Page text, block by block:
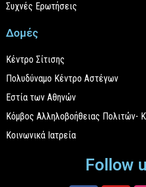
Συχνές Ερωτήσεις
Δομές
Κέντρο Σίτισης
Πολυδύναμο Κέντρο Αστέγων
Εστία των Αθηνών
Κόμβος Αλληλοβοήθειας Πολιτών-
Κοινωνικά Ιατρεία
Follow